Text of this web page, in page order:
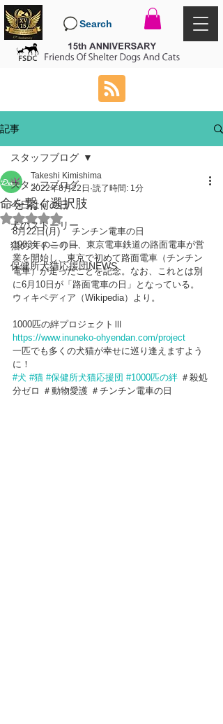
Search
記事
スタッフブログ
今日は何の日
犬のストーリー
猫のストーリー
保健所犬猫応援団NEWS
スタッフブログ
命を繋ぐ選択肢
Takeshi Kimishima
2022年8月22日 読了時間: 1分
5つ星のうちNaNと評価されています。
8月22日(月) 　チンチン電車の日
1903年のこの日、東京電車鉄道の路面電車が営
業を開始し、東京で初めて路面電車（チンチン
電車）が走ったことを記念。なお、これとは別
に6月10日が「路面電車の日」となっている。
ウィキペディア（Wikipedia）より。
1000匹の絆プロジェクトⅢ
https://www.inuneko-ohyendan.com/project
一匹でも多くの犬猫が幸せに巡り逢えますよう
に！
#犬 #猫 #保健所犬猫応援団 #1000匹の絆 ＃殺処
分ゼロ ＃動物愛護 ＃チンチン電車の日